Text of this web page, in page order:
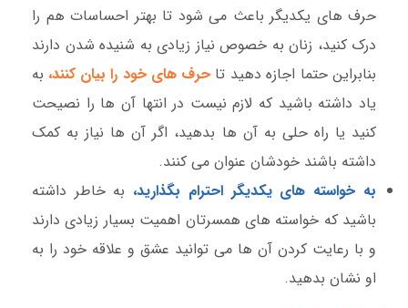
حرف های یکدیگر باعث می شود تا بهتر احساسات هم را
درک کنید، زنان به خصوص نیاز زیادی به شنیده شدن دارند
بنابراین حتما اجازه دهید تا حرف های خود را بیان کنند، به
یاد داشته باشید که لازم نیست در انتها آن ها را نصیحت
کنید یا راه حلی به آن ها بدهید، اگر آن ها نیاز به کمک
داشته باشند خودشان عنوان می کنند.
به خواسته های یکدیگر احترام بگذارید، به خاطر داشته
باشید که خواسته های همسرتان اهمیت بسیار زیادی دارند
و با رعایت کردن آن ها می توانید عشق و علاقه خود را به
او نشان بدهید.